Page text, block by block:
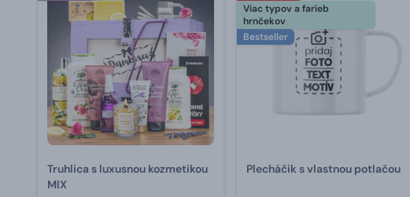
Truhlica s luxusnou kozmetikou
MIX
Viac typov a farieb
hrnčekov
Bestseller
Plecháčik s vlastnou potlačou